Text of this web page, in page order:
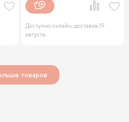
Доступно онлайн, доставка 19
августа
товаров